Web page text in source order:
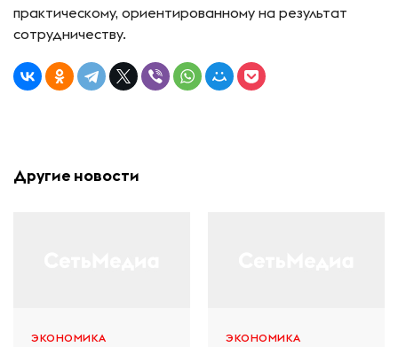
практическому, ориентированному на результат
сотрудничеству.
Другие новости
ЭКОНОМИКА ЭКОНОМИКА